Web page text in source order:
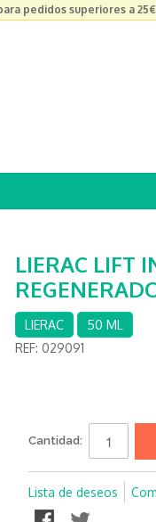
pedidos superiores a 25€
LIERAC LIFT
LIERAC
50 ML
REF: 029091
Cantidad:
Lista de deseos